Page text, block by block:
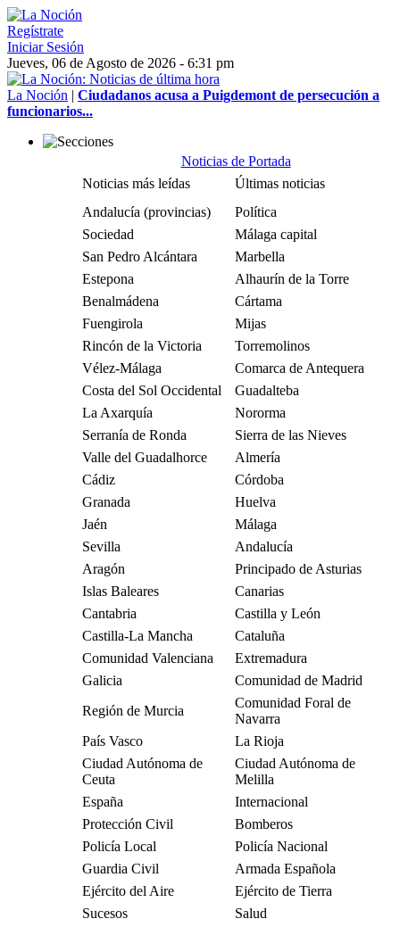
Regístrate
Iniciar Sesión
Jueves, 06 de Agosto de 2026 - 6:31 pm
La Noción | Ciudadanos acusa a Puigdemont de persecución a
funcionarios...
Noticias de Portada
Noticias más leídas
Últimas noticias
Andalucía (provincias)
Política
Sociedad
Málaga capital
San Pedro Alcántara
Marbella
Estepona
Alhaurín de la Torre
Benalmádena
Cártama
Fuengirola
Mijas
Rincón de la Victoria
Torremolinos
Vélez-Málaga
Comarca de Antequera
Costa del Sol Occidental
Guadalteba
La Axarquía
Nororma
Serranía de Ronda
Sierra de las Nieves
Valle del Guadalhorce
Almería
Cádiz
Córdoba
Granada
Huelva
Jaén
Málaga
Sevilla
Andalucía
Aragón
Principado de Asturias
Islas Baleares
Canarias
Cantabria
Castilla y León
Castilla-La Mancha
Cataluña
Comunidad Valenciana
Extremadura
Galicia
Comunidad de Madrid
Región de Murcia
Comunidad Foral de
Navarra
País Vasco
La Rioja
Ciudad Autónoma de
Ceuta
Ciudad Autónoma de
Melilla
España
Internacional
Protección Civil
Bomberos
Policía Local
Policía Nacional
Guardia Civil
Armada Española
Ejército del Aire
Ejército de Tierra
Sucesos
Salud